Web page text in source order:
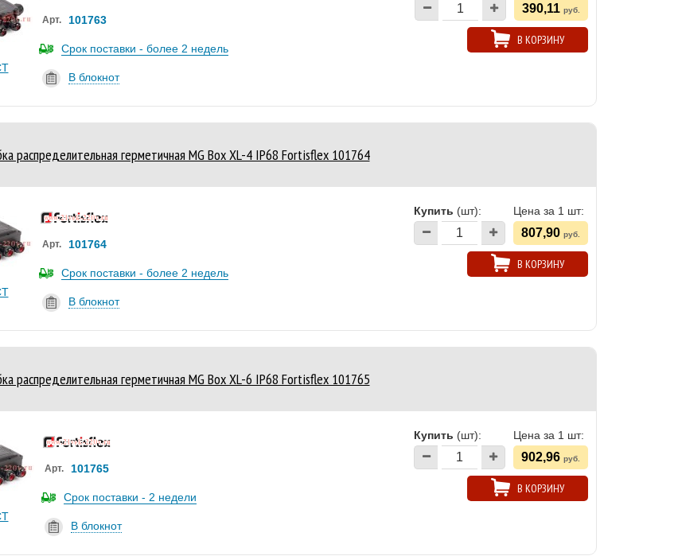
Арт. 101763
Срок поставки - более 2 недель
В блокнот
390,11 руб.
В КОРЗИНУ
распределительная герметичная MG Box XL-4 IP68 Fortisflex 101764
Арт. 101764
Срок поставки - более 2 недель
В блокнот
Купить (шт): Цена за 1 шт:
807,90 руб.
В КОРЗИНУ
распределительная герметичная MG Box XL-6 IP68 Fortisflex 101765
Арт. 101765
Срок поставки - 2 недели
В блокнот
Купить (шт): Цена за 1 шт:
902,96 руб.
В КОРЗИНУ